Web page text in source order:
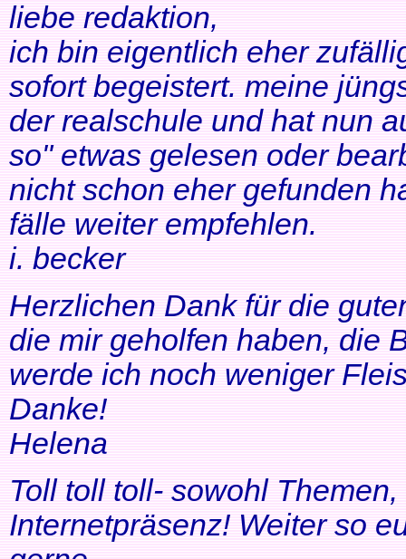
liebe redaktion,
ich bin eigentlich eher
sofort begeistert. meine
der realschule und hat nun
so" etwas gelesen oder
nicht schon eher gefunden
fälle weiter empfehlen.
i. becker
Herzlichen Dank für die
die mir geholfen haben, die
werde ich noch weniger
Danke!
Helena
Toll toll toll- sowohl
Internetpräsenz! Weiter so